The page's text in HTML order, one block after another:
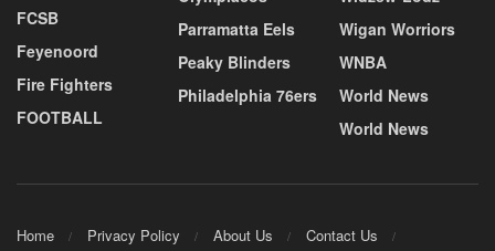
FCSB
Feyenoord
Fire Fighters
FOOTBALL
Parramatta Eels
Peaky Blinders
Philadelphia 76ers
Wigan Worriors
WNBA
World News
World News
Home Privacy Policy About Us
Contact Us